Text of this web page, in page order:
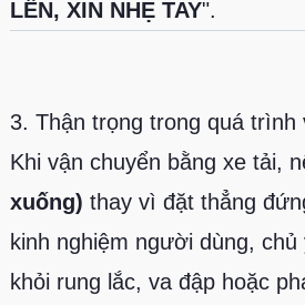
LÊN, XIN NHẸ TAY".
3. Thận trọng trong quá trình
Khi vận chuyển bằng xe tải,
xuống) thay vì đặt thẳng
kinh nghiệm người dùng,
khỏi rung lắc, va đập hoặc